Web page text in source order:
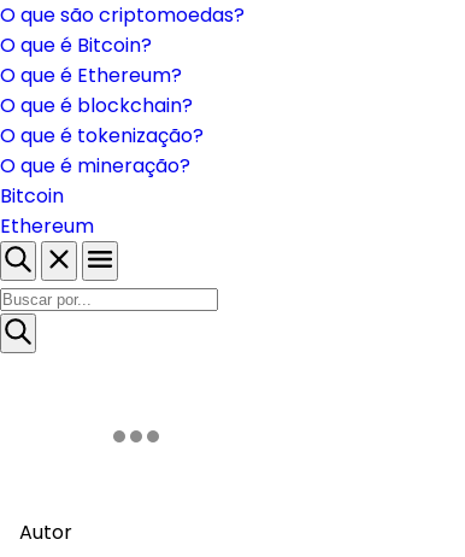
O que são criptomoedas?
O que é Bitcoin?
O que é Ethereum?
O que é blockchain?
O que é tokenização?
O que é mineração?
Bitcoin
Ethereum
Autor